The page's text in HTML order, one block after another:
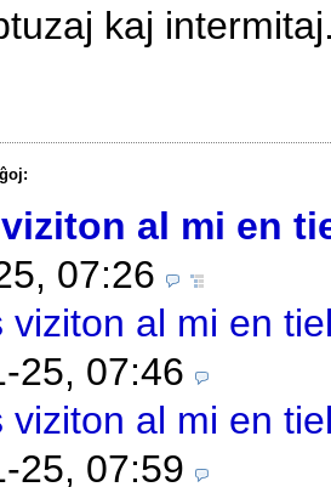
kaj
al mi en
07:26
viziton al mi en
25, 07:46
viziton al mi en
25, 07:59